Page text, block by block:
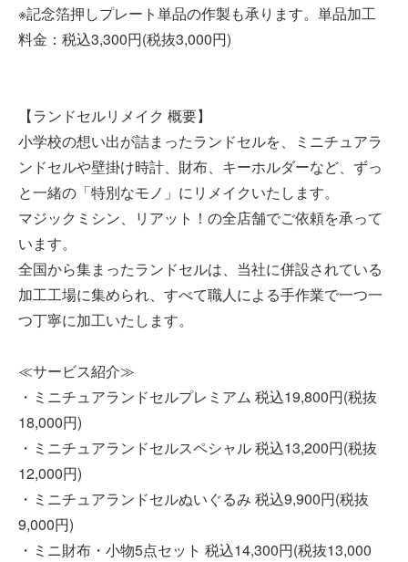
※記念箔押しプレート単品の作製も承ります。単品加工
料金：税込3,300円(税抜3,000円)
【ランドセルリメイク 概要】
小学校の想い出が詰まったランドセルを、ミニチュアラ
ンドセルや壁掛け時計、財布、キーホルダーなど、ずっ
と一緒の「特別なモノ」にリメイクいたします。
マジックミシン、リアット！の全店舗でご依頼を承って
います。
全国から集まったランドセルは、当社に併設されている
加工工場に集められ、すべて職人による手作業で一つ一
つ丁寧に加工いたします。
≪サービス紹介≫
・ミニチュアランドセルプレミアム 税込19,800円(税抜
18,000円)
・ミニチュアランドセルスペシャル 税込13,200円(税抜
12,000円)
・ミニチュアランドセルぬいぐるみ 税込9,900円(税抜
9,000円)
・ミニ財布・小物5点セット 税込14,300円(税抜13,000